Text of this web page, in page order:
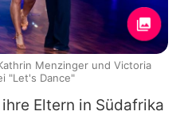
Eltern in Südafrika
Menzinger und Victoria
"Let's Dance"